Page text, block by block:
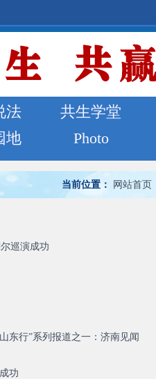
法 共生学堂
地 Photo
当前位置： 网站首页
巡演成功
东行”系列报道之一：济南见闻
功